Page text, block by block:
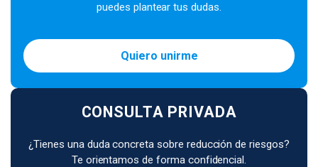
puedes plantear tus dudas.
Quiero unirme
CONSULTA PRIVADA
¿Tienes una duda concreta sobre reducción de riesgos?
Te orientamos de forma confidencial.